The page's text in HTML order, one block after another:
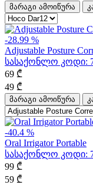
მარაგი ამოიწურა
-28.99 %
Adjustable Posture
სასაქონლო კოდი:
69 ₾
49 ₾
მარაგი ამოიწურა
-40.4 %
Oral Irrigator Portable
სასაქონლო კოდი:
99 ₾
59 ₾